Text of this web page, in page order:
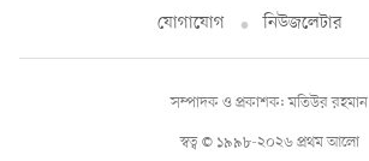
যোগাযোগ
নিউজলেটার
স্বত্ব © ১৯৯৮-২০২৬ প্রথম আলো
সম্পাদক ও প্রকাশক: মতিউর রহমান